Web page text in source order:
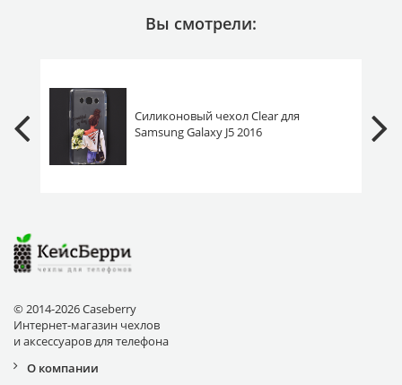
Вы смотрели:
Силиконовый чехол Clear для
Samsung Galaxy J5 2016
© 2014-2026 Caseberry
Интернет-магазин чехлов
и аксессуаров для телефона
О компании